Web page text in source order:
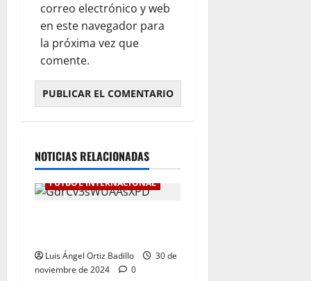
correo electrónico y web
en este navegador para
la próxima vez que
comente.
NOTICIAS RELACIONADAS
FÚTBOL INTERNACIONAL
Luis Ángel Ortiz Badillo
30 de
noviembre de 2024
0